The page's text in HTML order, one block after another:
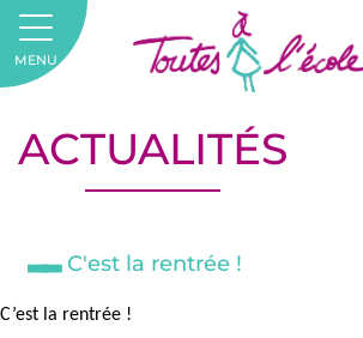
ACTUALITÉS
C'est la rentrée !
C’est la rentrée !
MENU